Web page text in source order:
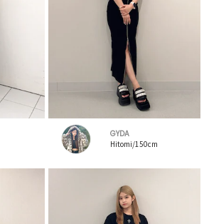
GYDA
Hitomi/150cm